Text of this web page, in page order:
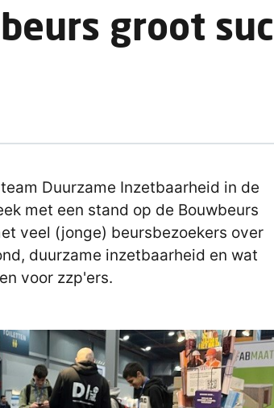
groot
Duurzame Inzetbaarheid in de
met een stand op de Bouwbeurs
veel (jonge) beursbezoekers over
duurzame inzetbaarheid en wat
voor zzp'ers.